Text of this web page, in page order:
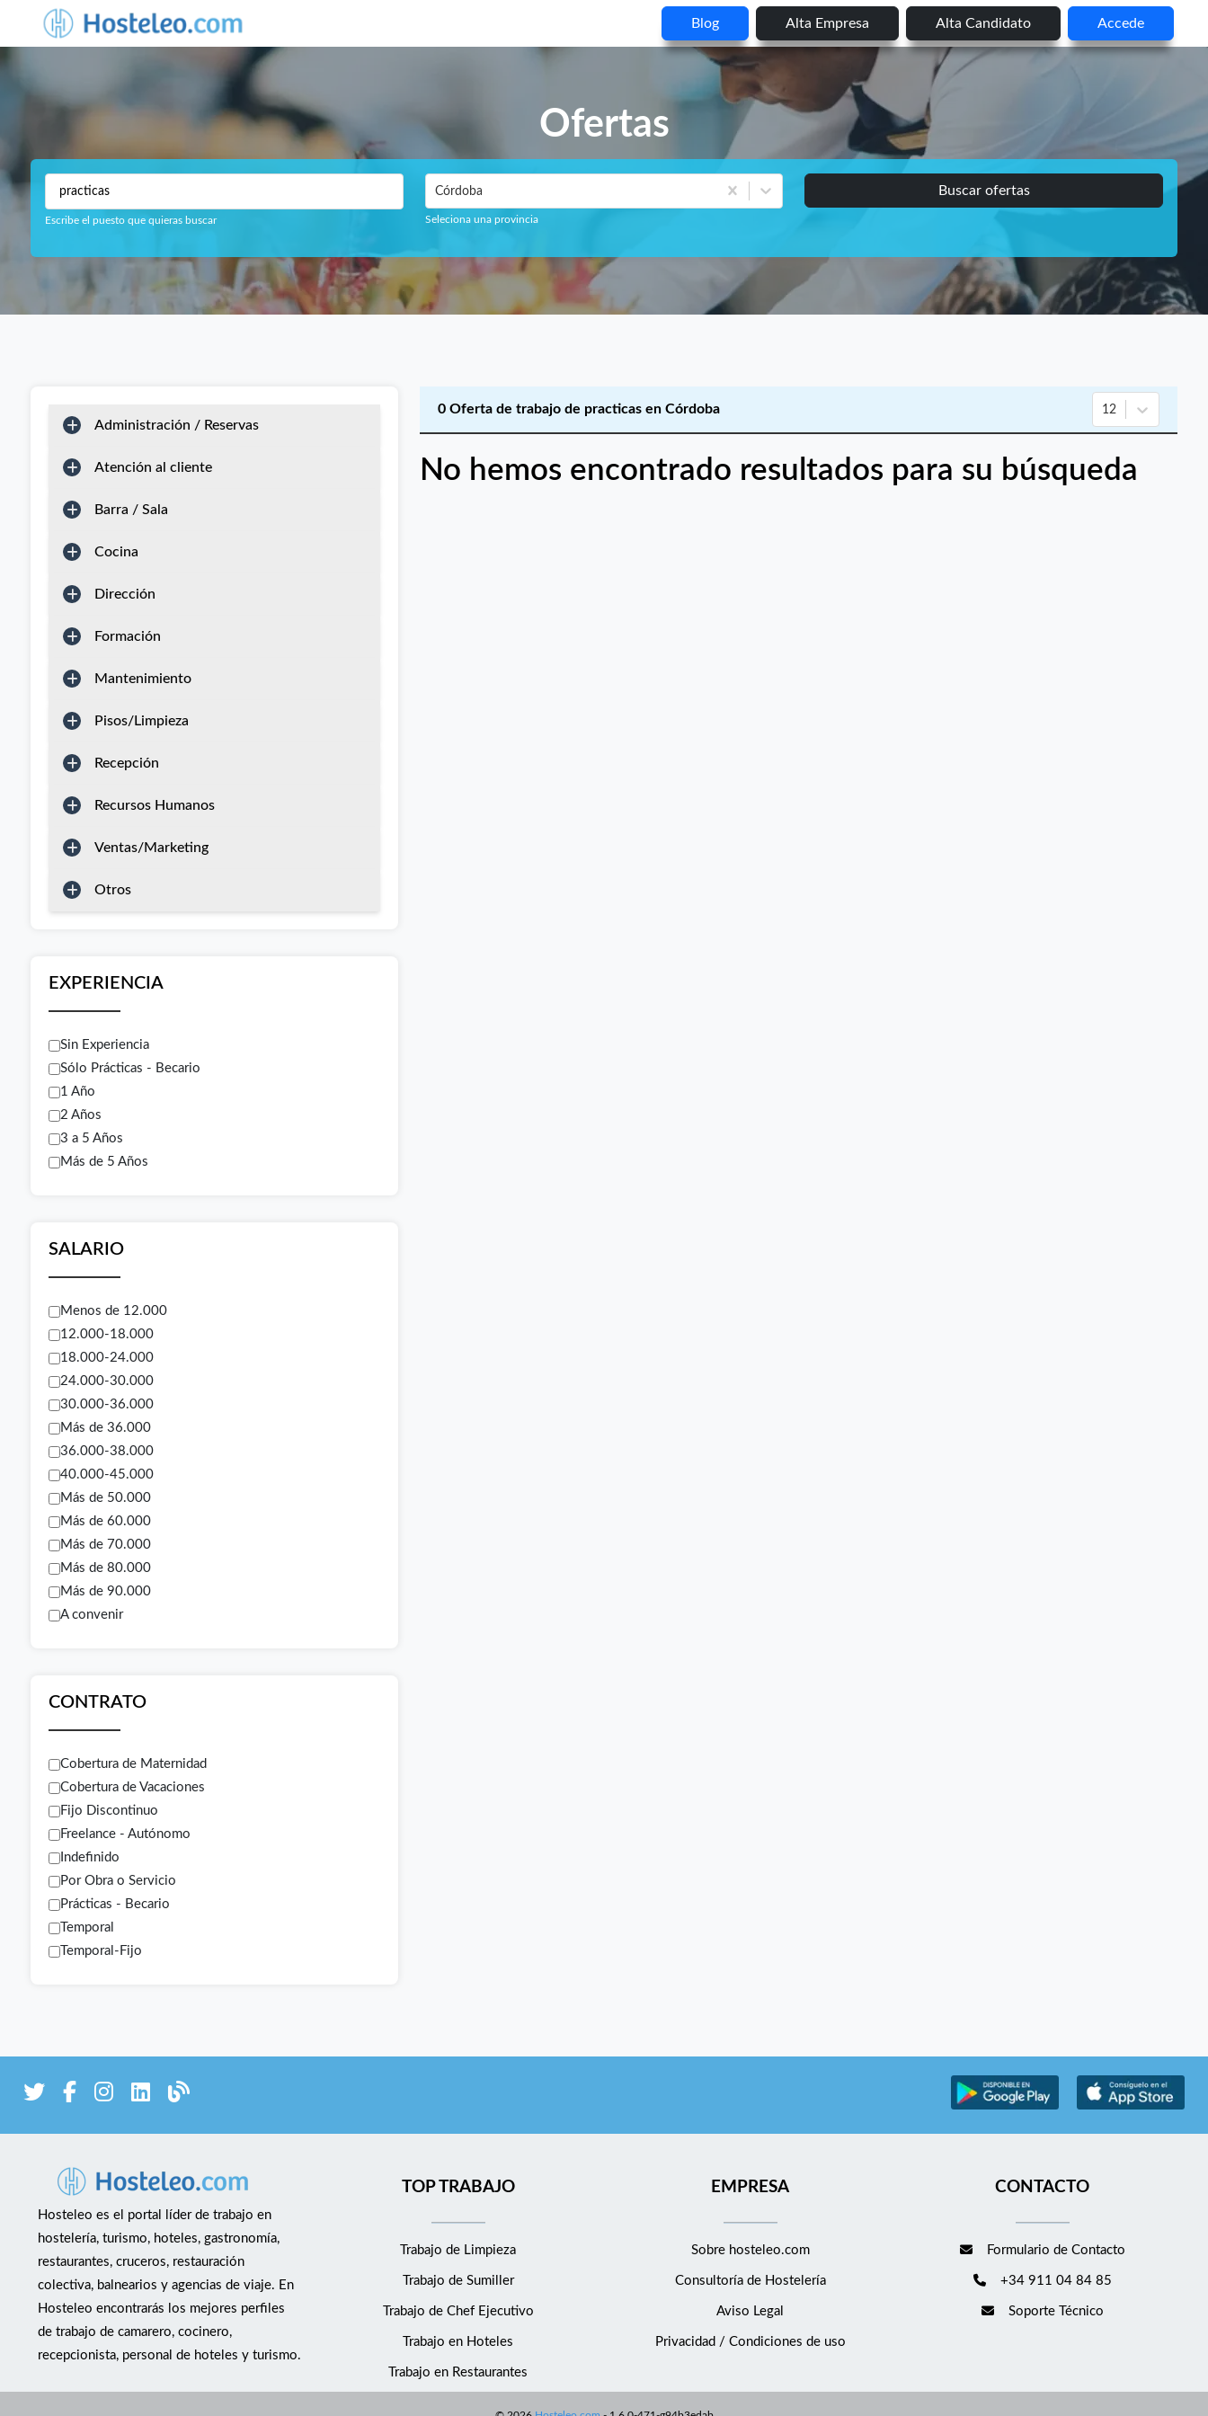
Blog Alta Empresa Alta Candidato Accede
Ofertas
Escribe el puesto que quieras buscar
Córdoba
Seleciona una provincia
Buscar ofertas
Administración / Reservas
Atención al cliente
Barra / Sala
Cocina
Dirección
Formación
Mantenimiento
Pisos/Limpieza
Recepción
Recursos Humanos
Ventas/Marketing
Otros
EXPERIENCIA
Sin Experiencia
Sólo Prácticas - Becario
1 Año
2 Años
3 a 5 Años
Más de 5 Años
SALARIO
Menos de 12.000
12.000-18.000
18.000-24.000
24.000-30.000
30.000-36.000
Más de 36.000
36.000-38.000
40.000-45.000
Más de 50.000
Más de 60.000
Más de 70.000
Más de 80.000
Más de 90.000
A convenir
CONTRATO
Cobertura de Maternidad
Cobertura de Vacaciones
Fijo Discontinuo
Freelance - Autónomo
Indefinido
Por Obra o Servicio
Prácticas - Becario
Temporal
Temporal-Fijo
0 Oferta de trabajo de practicas en Córdoba 12
No hemos encontrado resultados para su búsqueda
Hosteleo es el portal líder de trabajo en
hostelería, turismo, hoteles, gastronomía,
restaurantes, cruceros, restauración
colectiva, balnearios y agencias de viaje. En
Hosteleo encontrarás los mejores perfiles
de trabajo de camarero, cocinero,
recepcionista, personal de hoteles y turismo.
TOP TRABAJO
Trabajo de Limpieza
Trabajo de Sumiller
Trabajo de Chef Ejecutivo
Trabajo en Hoteles
Trabajo en Restaurantes
EMPRESA
Sobre hosteleo.com
Consultoría de Hostelería
Aviso Legal
Privacidad / Condiciones de uso
CONTACTO
Formulario de Contacto
+34 911 04 84 85
Soporte Técnico